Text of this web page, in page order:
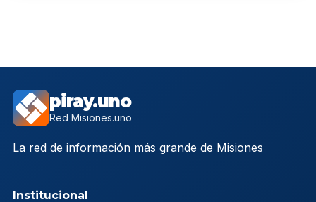
piray.uno
Red Misiones.uno
La red de información más grande de Misiones
Institucional